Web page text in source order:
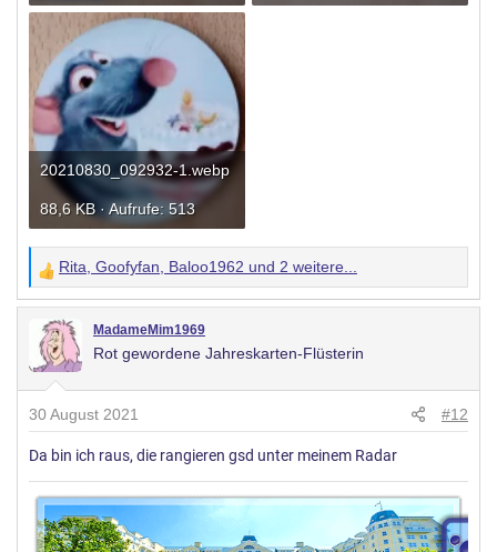
20210830_092932-1.webp
88,6 KB · Aufrufe: 513
W
e
t
n
g
e
n
Rita Goofyfan Baloo1962 und 2 weitere...
MadameMim1969
Rot gewordene Jahreskarten-Flüsterin
30 August 2021 #12
Da bin ich raus, die rangieren gsd unter meinem Radar